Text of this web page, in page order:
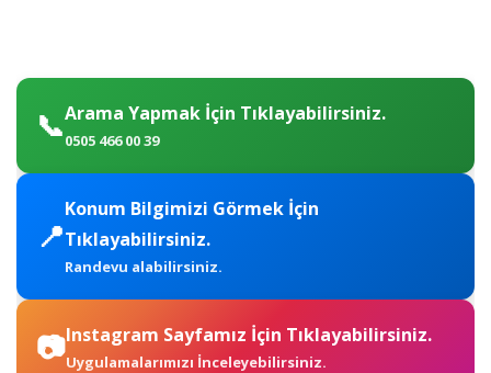
📞Arama Yapmak İçin Tıklayabilirsiniz.
0505 466 00 39
📍
Konum Bilgimizi Görmek İçin
Tıklayabilirsiniz.
Randevu alabilirsiniz.
📷Instagram Sayfamız İçin Tıklayabilirsiniz.
Uygulamalarımızı İnceleyebilirsiniz.